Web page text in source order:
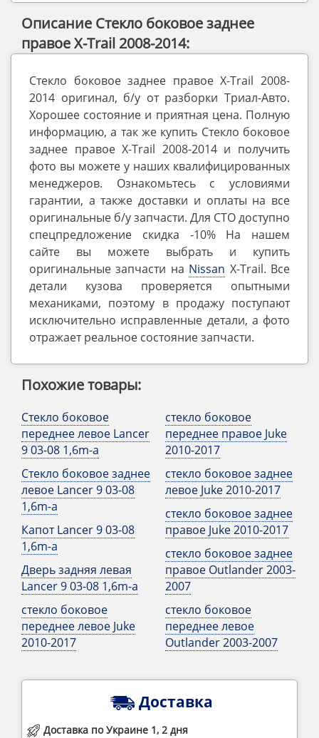
Описание Стекло боковое заднее
правое X-Trail 2008-2014:
Стекло боковое заднее правое X-Trail 2008-
2014 оригинал, б/у от разборки Триал-Авто.
Хорошее состояние и приятная цена. Полную
информацию, а так же купить Стекло боковое
заднее правое X-Trail 2008-2014 и получить
фото вы можете у наших квалифицированных
менеджеров. Ознакомьтесь с условиями
гарантии, а также доставки и оплаты на все
оригинальные б/у запчасти. Для СТО доступно
спецпредложение скидка -10% На нашем
сайте вы можете выбрать и купить
оригинальные запчасти на Nissan X-Trail. Все
детали кузова проверяется опытными
механиками, поэтому в продажу поступают
исключительно исправленные детали, а фото
отражает реальное состояние запчасти.
Похожие товары:
Стекло боковое
переднее левое Lancer
9 03-08 1,6m-a
Стекло боковое заднее
левое Lancer 9 03-08
1,6m-a
Капот Lancer 9 03-08
1,6m-a
Дверь задняя левая
Lancer 9 03-08 1,6m-a
стекло боковое
переднее левое Juke
2010-2017
стекло боковое
переднее правое Juke
2010-2017
стекло боковое заднее
левое Juke 2010-2017
стекло боковое заднее
правое Juke 2010-2017
стекло боковое заднее
правое Outlander 2003-
2007
стекло боковое
переднее левое
Outlander 2003-2007
Доставка
Доставка по Украине 1, 2 дня